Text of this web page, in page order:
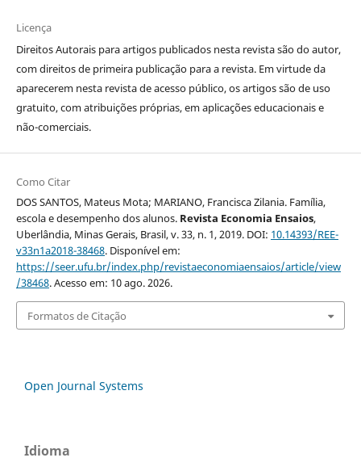
Licença
Direitos Autorais para artigos publicados nesta revista são do autor,
com direitos de primeira publicação para a revista. Em virtude da
aparecerem nesta revista de acesso público, os artigos são de uso
gratuito, com atribuições próprias, em aplicações educacionais e
não-comerciais.
Como Citar
DOS SANTOS, Mateus Mota; MARIANO, Francisca Zilania. Família,
escola e desempenho dos alunos. Revista Economia Ensaios,
Uberlândia, Minas Gerais, Brasil, v. 33, n. 1, 2019. DOI: 10.14393/REE-
v33n1a2018-38468. Disponível em:
https://seer.ufu.br/index.php/revistaeconomiaensaios/article/view
/38468. Acesso em: 10 ago. 2026.
Formatos de Citação
Open Journal Systems
Idioma